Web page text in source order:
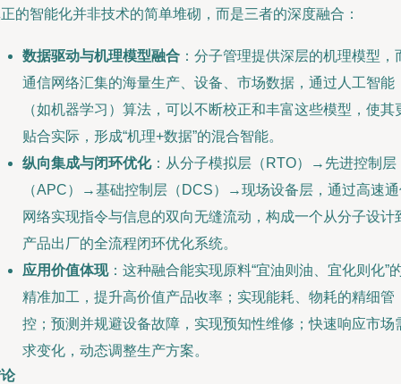
的智能化并非技术的简单堆砌，而是三者的深度融合：
数据驱动与机理模型融合 ：分子管理提供深层的机理模型，
通信网络汇集的海量生产、设备、市场数据，通过人工智能
（如机器学习）算法，可以不断校正和丰富这些模型，使其
贴合实际，形成“机理+数据”的混合智能。
纵向集成与闭环优化：从分子模拟层（RTO）→先进控制层
（APC）→基础控制层（DCS）→现场设备层，通过高速
网络实现指令与信息的双向无缝流动，构成一个从分子设计
产品出厂的全流程闭环优化系统。
应用价值体现：这种融合能实现原料“宜油则油、宜化则化”
精准加工，提升高价值产品收率；实现能耗、物耗的精细管
控；预测并规避设备故障，实现预知性维修；快速响应市场
求变化，动态调整生产方案。